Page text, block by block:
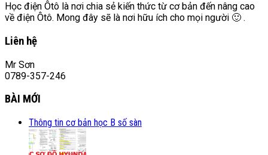
Học điện Ôtô là nơi chia sẻ kiến thức từ cơ bản đến nâng cao
về điện Ôtô. Mong đây sẽ là nơi hữu ích cho mọi người 🙂 .
Liên hệ
Mr Sơn
0789-357-246
BÀI MỚI
Thông tin cơ bản học B số sàn